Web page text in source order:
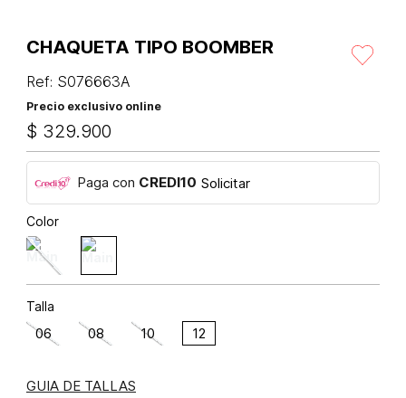
CHAQUETA TIPO BOOMBER
Ref: S076663A
Precio exclusivo online
$ 329.900
Paga con CREDI10 Solicitar
Color
Talla
06 08 10 12
GUIA DE TALLAS